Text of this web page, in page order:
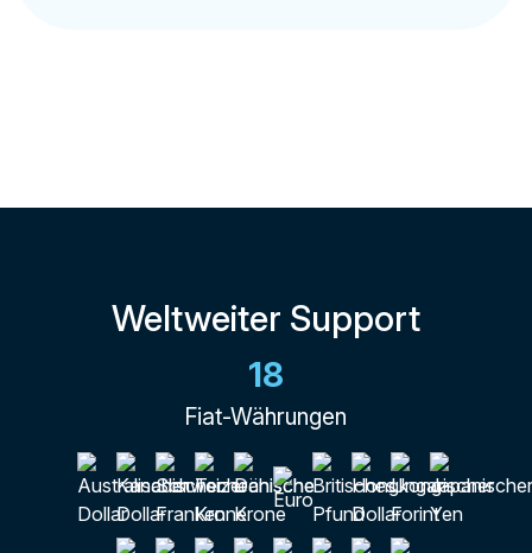
Weltweiter Support
18
Fiat-Währungen